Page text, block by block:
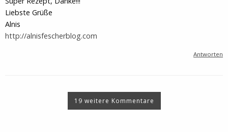
Liebste Grüße
Alnis
http://alnisfescherblog.com
Antworten
19 weitere Kommentare